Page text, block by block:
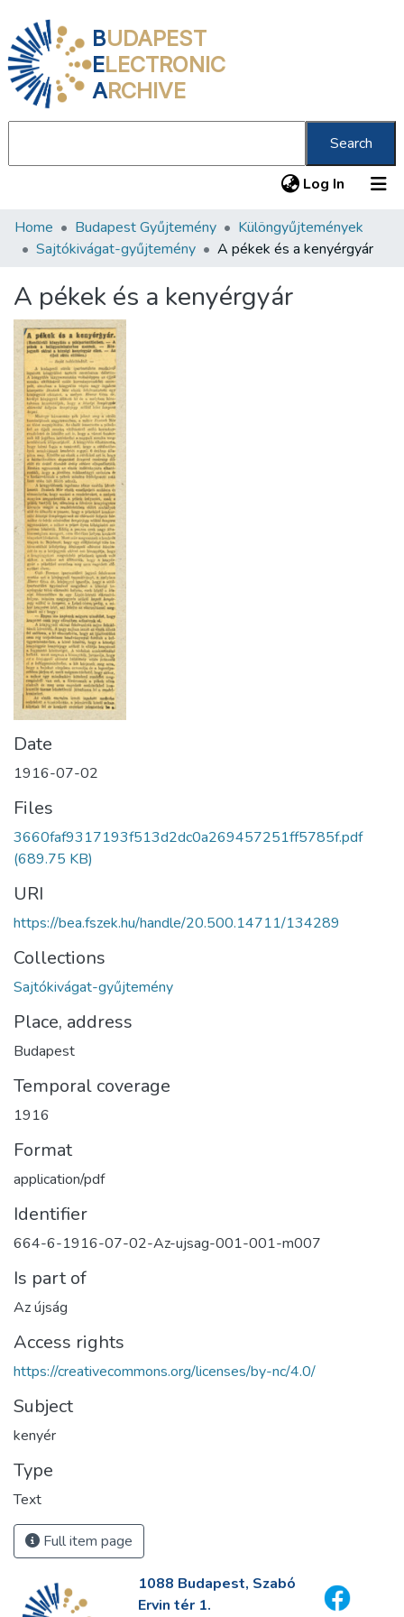
BUDAPEST
ELECTRONIC
ARCHIVE
Search
Log In (current)
Communities & Collections
Statistics
About us
Home Budapest Gyűjtemény
Különgyűjtemények
Sajtókivágat-gyűjtemény
A pékek és a kenyérgyár
A pékek és a kenyérgyár
Date
1916-07-02
Files
3660faf9317193f513d2dc0a269457251ff5785f.pdf
(689.75 KB)
URI
https://bea.fszek.hu/handle/20.500.14711/134289
Collections
Sajtókivágat-gyűjtemény
Place, address
Budapest
Temporal coverage
1916
Format
application/pdf
Identifier
664-6-1916-07-02-Az-ujsag-001-001-m007
Is part of
Az újság
Access rights
https://creativecommons.org/licenses/by-nc/4.0/
Subject
kenyér
Type
Text
Full item page
1088 Budapest, Szabó
Ervin tér 1.